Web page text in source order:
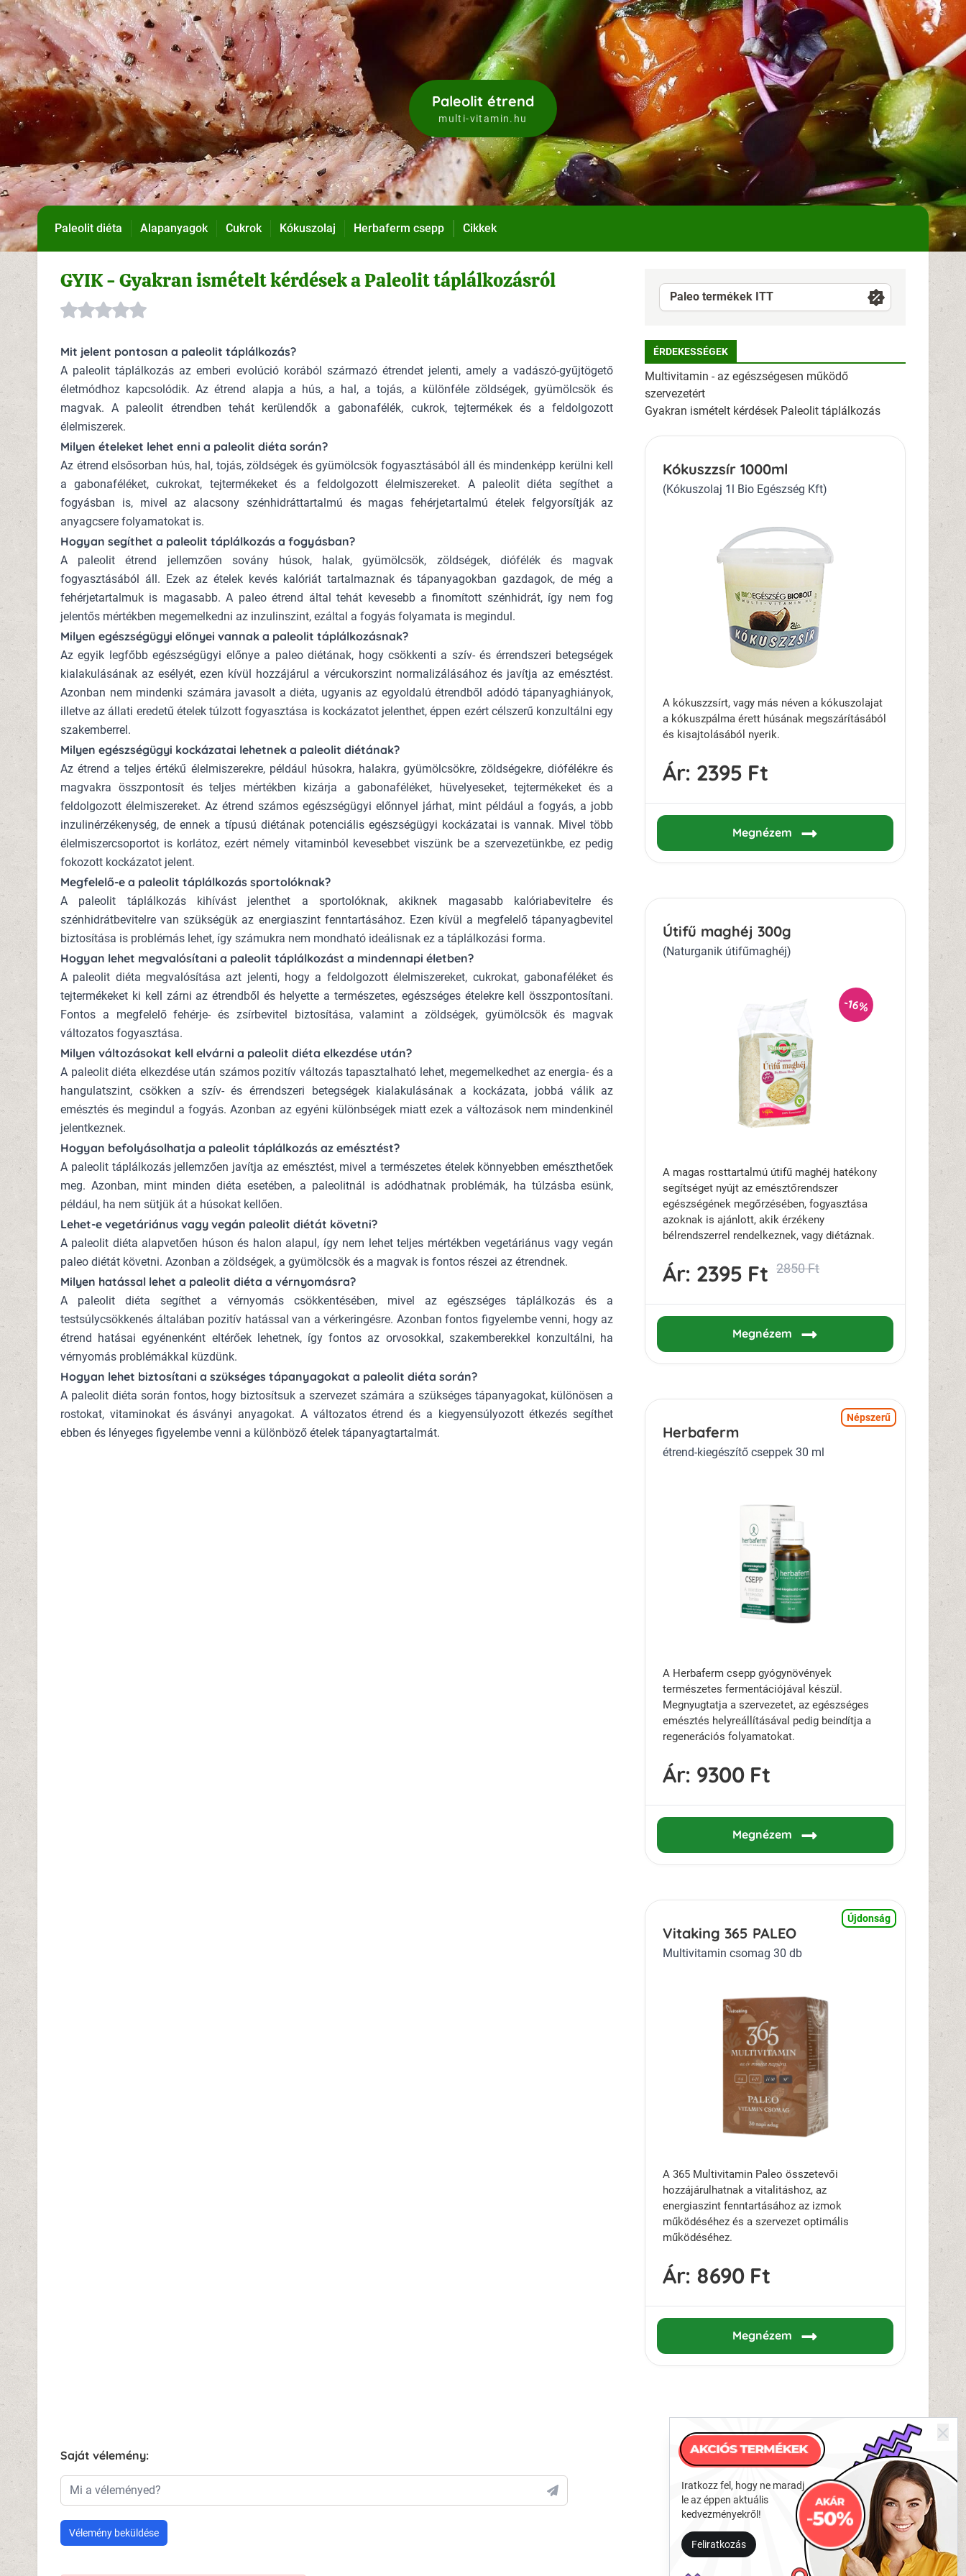
Paleolit étrend
multi-vitamin.hu
Paleolit diéta Alapanyagok Cukrok Kókuszolaj Herbaferm csepp Cikkek
GYIK - Gyakran ismételt kérdések a Paleolit táplálkozásról
Mit jelent pontosan a paleolit táplálkozás?
A paleolit táplálkozás az emberi evolúció korából származó étrendet jelenti, amely a vadászó-gyűjtögető
életmódhoz kapcsolódik. Az étrend alapja a hús, a hal, a tojás, a különféle zöldségek, gyümölcsök és
magvak. A paleolit étrendben tehát kerülendők a gabonafélék, cukrok, tejtermékek és a feldolgozott
élelmiszerek.
Milyen ételeket lehet enni a paleolit diéta során?
Az étrend elsősorban hús, hal, tojás, zöldségek és gyümölcsök fogyasztásából áll és mindenképp kerülni kell
a gabonaféléket, cukrokat, tejtermékeket és a feldolgozott élelmiszereket. A paleolit diéta segíthet a
fogyásban is, mivel az alacsony szénhidráttartalmú és magas fehérjetartalmú ételek felgyorsítják az
anyagcsere folyamatokat is.
Hogyan segíthet a paleolit táplálkozás a fogyásban?
A paleolit étrend jellemzően sovány húsok, halak, gyümölcsök, zöldségek, diófélék és magvak
fogyasztásából áll. Ezek az ételek kevés kalóriát tartalmaznak és tápanyagokban gazdagok, de még a
fehérjetartalmuk is magasabb. A paleo étrend által tehát kevesebb a finomított szénhidrát, így nem fog
jelentős mértékben megemelkedni az inzulinszint, ezáltal a fogyás folyamata is megindul.
Milyen egészségügyi előnyei vannak a paleolit táplálkozásnak?
Az egyik legfőbb egészségügyi előnye a paleo diétának, hogy csökkenti a szív- és érrendszeri betegségek
kialakulásának az esélyét, ezen kívül hozzájárul a vércukorszint normalizálásához és javítja az emésztést.
Azonban nem mindenki számára javasolt a diéta, ugyanis az egyoldalú étrendből adódó tápanyaghiányok,
illetve az állati eredetű ételek túlzott fogyasztása is kockázatot jelenthet, éppen ezért célszerű konzultálni egy
szakemberrel.
Milyen egészségügyi kockázatai lehetnek a paleolit diétának?
Az étrend a teljes értékű élelmiszerekre, például húsokra, halakra, gyümölcsökre, zöldségekre, diófélékre és
magvakra összpontosít és teljes mértékben kizárja a gabonaféléket, hüvelyeseket, tejtermékeket és a
feldolgozott élelmiszereket. Az étrend számos egészségügyi előnnyel járhat, mint például a fogyás, a jobb
inzulinérzékenység, de ennek a típusú diétának potenciális egészségügyi kockázatai is vannak. Mivel több
élelmiszercsoportot is korlátoz, ezért némely vitaminból kevesebbet viszünk be a szervezetünkbe, ez pedig
fokozott kockázatot jelent.
Megfelelő-e a paleolit táplálkozás sportolóknak?
A paleolit táplálkozás kihívást jelenthet a sportolóknak, akiknek magasabb kalóriabevitelre és
szénhidrátbevitelre van szükségük az energiaszint fenntartásához. Ezen kívül a megfelelő tápanyagbevitel
biztosítása is problémás lehet, így számukra nem mondható ideálisnak ez a táplálkozási forma.
Hogyan lehet megvalósítani a paleolit táplálkozást a mindennapi életben?
A paleolit diéta megvalósítása azt jelenti, hogy a feldolgozott élelmiszereket, cukrokat, gabonaféléket és
tejtermékeket ki kell zárni az étrendből és helyette a természetes, egészséges ételekre kell összpontosítani.
Fontos a megfelelő fehérje- és zsírbevitel biztosítása, valamint a zöldségek, gyümölcsök és magvak
változatos fogyasztása.
Milyen változásokat kell elvárni a paleolit diéta elkezdése után?
A paleolit diéta elkezdése után számos pozitív változás tapasztalható lehet, megemelkedhet az energia- és a
hangulatszint, csökken a szív- és érrendszeri betegségek kialakulásának a kockázata, jobbá válik az
emésztés és megindul a fogyás. Azonban az egyéni különbségek miatt ezek a változások nem mindenkinél
jelentkeznek.
Hogyan befolyásolhatja a paleolit táplálkozás az emésztést?
A paleolit táplálkozás jellemzően javítja az emésztést, mivel a természetes ételek könnyebben emészthetőek
meg. Azonban, mint minden diéta esetében, a paleolitnál is adódhatnak problémák, ha túlzásba esünk,
például, ha nem sütjük át a húsokat kellően.
Lehet-e vegetáriánus vagy vegán paleolit diétát követni?
A paleolit diéta alapvetően húson és halon alapul, így nem lehet teljes mértékben vegetáriánus vagy vegán
paleo diétát követni. Azonban a zöldségek, a gyümölcsök és a magvak is fontos részei az étrendnek.
Milyen hatással lehet a paleolit diéta a vérnyomásra?
A paleolit diéta segíthet a vérnyomás csökkentésében, mivel az egészséges táplálkozás és a
testsúlycsökkenés általában pozitív hatással van a vérkeringésre. Azonban fontos figyelembe venni, hogy az
étrend hatásai egyénenként eltérőek lehetnek, így fontos az orvosokkal, szakemberekkel konzultálni, ha
vérnyomás problémákkal küzdünk.
Hogyan lehet biztosítani a szükséges tápanyagokat a paleolit diéta során?
A paleolit diéta során fontos, hogy biztosítsuk a szervezet számára a szükséges tápanyagokat, különösen a
rostokat, vitaminokat és ásványi anyagokat. A változatos étrend és a kiegyensúlyozott étkezés segíthet
ebben és lényeges figyelembe venni a különböző ételek tápanyagtartalmát.
Paleo termékek ITT
ÉRDEKESSÉGEK
Multivitamin - az egészségesen működő
szervezetért
Gyakran ismételt kérdések Paleolit táplálkozás
Kókuszzsír 1000ml
(Kókuszolaj 1l Bio Egészség Kft)
A kókuszzsírt, vagy más néven a kókuszolajat
a kókuszpálma érett húsának megszárításából
és kisajtolásából nyerik.
Ár: 2395 Ft
Megnézem
Útifű maghéj 300g
(Naturganik útifűmaghéj)
-16%
A magas rosttartalmú útifű maghéj hatékony
segítséget nyújt az emésztőrendszer
egészségének megőrzésében, fogyasztása
azoknak is ajánlott, akik érzékeny
bélrendszerrel rendelkeznek, vagy diétáznak.
Ár: 2395 Ft 2850 Ft
Megnézem
Népszerű
Herbaferm
étrend-kiegészítő cseppek 30 ml
A Herbaferm csepp gyógynövények
természetes fermentációjával készül.
Megnyugtatja a szervezetet, az egészséges
emésztés helyreállításával pedig beindítja a
regenerációs folyamatokat.
Ár: 9300 Ft
Megnézem
Újdonság
Vitaking 365 PALEO
Multivitamin csomag 30 db
A 365 Multivitamin Paleo összetevői
hozzájárulhatnak a vitalitáshoz, az
energiaszint fenntartásához az izmok
működéséhez és a szervezet optimális
működéséhez.
Ár: 8690 Ft
Megnézem
Saját vélemény:
Mi a véleményed?
Vélemény beküldése
Iratkozz fel, hogy ne maradj
le az éppen aktuális
kedvezményekről!
Feliratkozás